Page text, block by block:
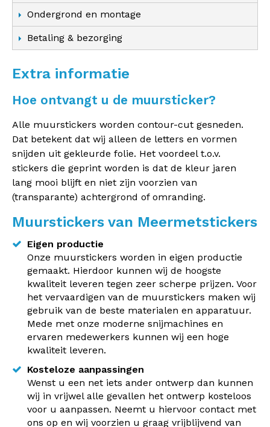
Ondergrond en montage
Betaling & bezorging
Extra informatie
Hoe ontvangt u de muursticker?
Alle muurstickers worden contour-cut gesneden.
Dat betekent dat wij alleen de letters en vormen
snijden uit gekleurde folie. Het voordeel t.o.v.
stickers die geprint worden is dat de kleur jaren
lang mooi blijft en niet zijn voorzien van
(transparante) achtergrond of omranding.
Muurstickers van Meermetstickers
Eigen productie
Onze muurstickers worden in eigen productie
gemaakt. Hierdoor kunnen wij de hoogste
kwaliteit leveren tegen zeer scherpe prijzen. Voor
het vervaardigen van de muurstickers maken wij
gebruik van de beste materialen en apparatuur.
Mede met onze moderne snijmachines en
ervaren medewerkers kunnen wij een hoge
kwaliteit leveren.
Kosteloze aanpassingen
Wenst u een net iets ander ontwerp dan kunnen
wij in vrijwel alle gevallen het ontwerp kosteloos
voor u aanpassen. Neemt u hiervoor contact met
ons op en wij voorzien u graag vrijblijvend van